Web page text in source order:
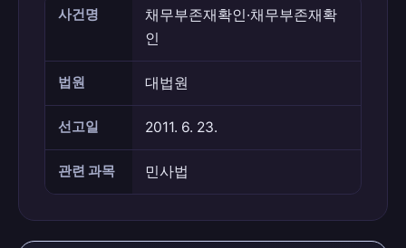
사건명
채무부존재확인·채무부존재확
인
법원 대법원
선고일 2011. 6. 23.
관련 과목 민사법